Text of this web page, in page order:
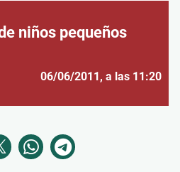
niños pequeños
06/06/2011, a las 11:20